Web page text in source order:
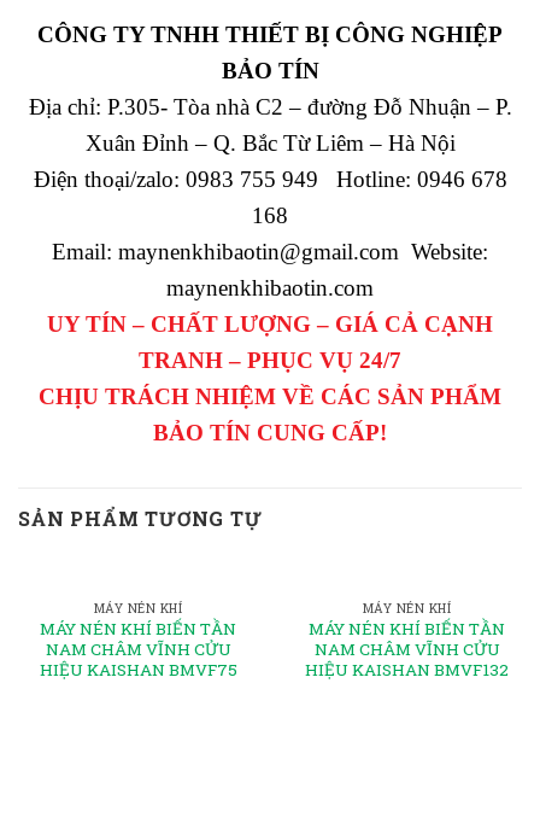
CÔNG TY TNHH THIẾT BỊ CÔNG NGHIỆP
BẢO TÍN
Địa chỉ: P.305- Tòa nhà C2 – đường Đỗ Nhuận – P.
Xuân Đỉnh – Q. Bắc Từ Liêm – Hà Nội
Điện thoại/zalo: 0983 755 949 Hotline: 0946 678
168
Email: maynenkhibaotin@gmail.com Website:
maynenkhibaotin.com
UY TÍN – CHẤT LƯỢNG – GIÁ CẢ CẠNH
TRANH – PHỤC VỤ 24/7
CHỊU TRÁCH NHIỆM VỀ CÁC SẢN PHẨM
BẢO TÍN CUNG CẤP!
SẢN PHẨM TƯƠNG TỰ
MÁY NÉN KHÍ
MÁY NÉN KHÍ BIẾN TẦN
NAM CHÂM VĨNH CỬU
HIỆU KAISHAN BMVF75
MÁY NÉN KHÍ
MÁY NÉN KHÍ BIẾN TẦN
NAM CHÂM VĨNH CỬU
HIỆU KAISHAN BMVF132